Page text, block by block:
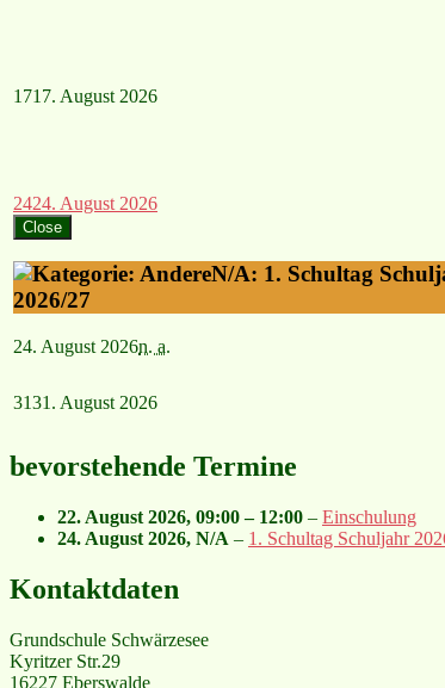
1717. August 2026
2424. August 2026
Close
N/A: 1. Schultag
2026/27
24. August 2026n. a.
3131. August 2026
bevorstehende Termine
22. August 2026, 09:00 – 12:00 – Einschulung
24. August 2026, N/A – 1. Schultag Schuljahr
Kontaktdaten
Grundschule Schwärzesee
Kyritzer Str.29
16227 Eberswalde